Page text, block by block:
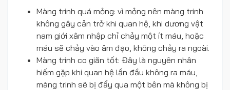
Màng trinh quá mỏng: vì mỏng nên màng trinh
không gây cản trở khi quan hệ, khi dương vật
nam giới xâm nhập chỉ chảy một ít máu, hoặc
máu sẽ chảy vào âm đạo, không chảy ra ngoài.
Màng trinh co giãn tốt: Đây là nguyên nhân
hiếm gặp khi quan hệ lần đầu không ra máu,
màng trinh sẽ bị đẩy qua một bên mà không bị